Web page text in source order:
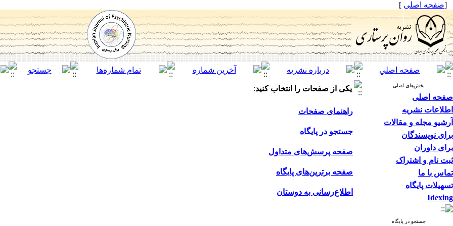
[صفحه اصلی ]
بخش‌های اصلی
صفحه اصلی
اطلاعات نشریه
آرشیو مجله و مقالات
برای نویسندگان
برای داوران
ثبت نام و اشتراک
تماس با ما
تسهیلات پایگاه
Idexing
جستجو در پایگاه
یکی از صفحات را انتخاب کنید:
راهنمای صفحات
جستجو در پایگاه
صفحه پرسش‌های متداول
صفحه برترین‌های پایگاه
اطلاع‌رسانی به دوستان